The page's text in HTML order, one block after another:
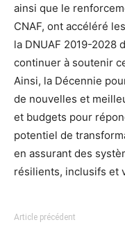
ainsi que le
CNAF, ont accéléré
la DNUAF 2019-2028
continuer à soutenir
Ainsi, la Décennie
de nouvelles et
et budgets pour
potentiel de
en assurant des
résilients, inclusifs et
Article précédent